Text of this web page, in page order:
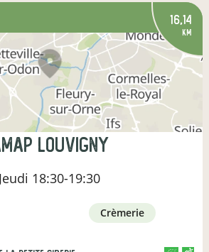
16,14
km
Louvigny
Jeudi 18:30-19:30
crèmerie